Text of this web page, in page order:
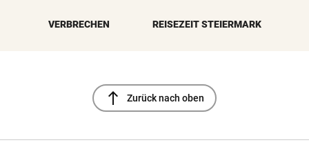
VERBRECHEN REISEZEIT STEIERMARK
north Zurück nach oben